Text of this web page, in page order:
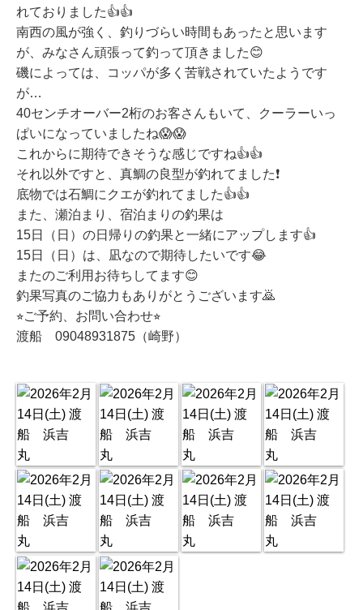
れておりました👍👍
南西の風が強く、釣りづらい時間もあったと思います
が、みなさん頑張って釣って頂きました😊
磯によっては、コッパが多く苦戦されていたようです
が…
40センチオーバー2桁のお客さんもいて、クーラーいっ
ぱいになっていましたね😱😱
これからに期待できそうな感じですね👍👍
それ以外ですと、真鯛の良型が釣れてました❗️
底物では石鯛にクエが釣れてました👍👍
また、瀬泊まり、宿泊まりの釣果は
15日（日）の日帰りの釣果と一緒にアップします👍
15日（日）は、凪なので期待したいです😂
またのご利用お待ちしてます😊
釣果写真のご協力もありがとうございます🙇
⭐︎ご予約、お問い合わせ⭐︎
渡船 09048931875（崎野）